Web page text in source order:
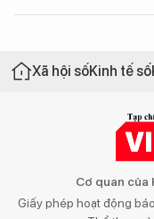
Xã hội sốKinh tế số
Cơ quan của
Giấy phép hoạt động